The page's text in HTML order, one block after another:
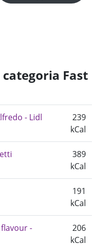
Fast
- Lidl
239
kCal
389
kCal
191
kCal
-
206
kCal